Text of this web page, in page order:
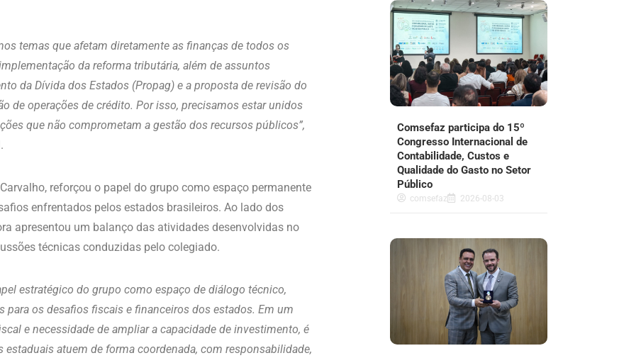
temas que afetam diretamente as finanças de todos os
da reforma tributária, além de assuntos
da Dívida dos Estados (Propag) e a proposta de revisão do
de operações de crédito. Por isso, precisamos estar unidos
que não comprometam a gestão dos recursos públicos”,
reforçou o papel do grupo como espaço permanente
enfrentados pelos estados brasileiros. Ao lado dos
apresentou um balanço das atividades desenvolvidas no
técnicas conduzidas pelo colegiado.
estratégico do grupo como espaço de diálogo técnico,
para os desafios fiscais e financeiros dos estados. Em um
e necessidade de ampliar a capacidade de investimento, é
atuem de forma coordenada, com responsabilidade,
Comsefaz participa do 15º
Congresso Internacional de
Contabilidade, Custos e
Qualidade do Gasto no Setor
Público
comsefaz 2026-08-03